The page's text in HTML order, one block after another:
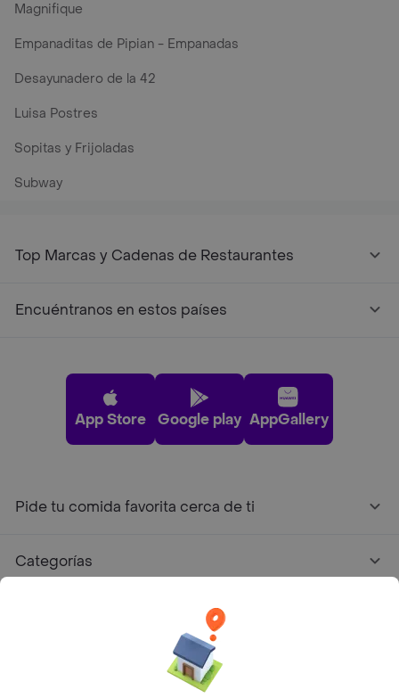
Magnifique
Empanaditas de Pipian - Empanadas
Desayunadero de la 42
Luisa Postres
Sopitas y Frijoladas
Subway
Top Marcas y Cadenas de Restaurantes
Encuéntranos en estos países
App Store Google play AppGallery
Pide tu comida favorita cerca de ti
Categorías